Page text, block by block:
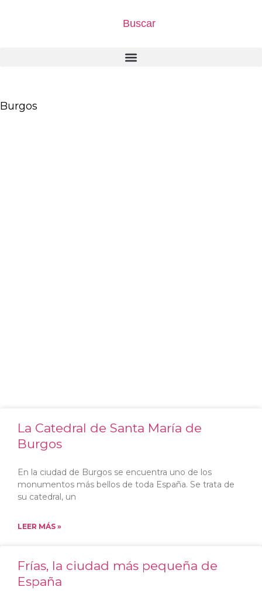
Buscar
Burgos
La Catedral de Santa María de
Burgos
En la ciudad de Burgos se encuentra uno de los
monumentos más bellos de toda España. Se trata de
su catedral, un
LEER MÁS »
Frías, la ciudad más pequeña de
España